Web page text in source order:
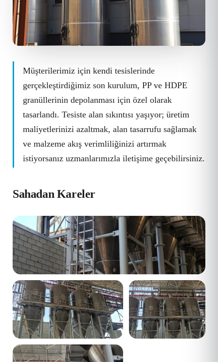
Müşterilerimiz için kendi tesislerinde
gerçekleştirdiğimiz son kurulum, PP ve HDPE
granüllerinin depolanması için özel olarak
tasarlandı. Tesiste alan sıkıntısı yaşıyor; üretim
maliyetlerinizi azaltmak, alan tasarrufu sağlamak
ve malzeme akış verimliliğinizi artırmak
istiyorsanız uzmanlarımızla iletişime geçebilirsiniz.
Sahadan Kareler